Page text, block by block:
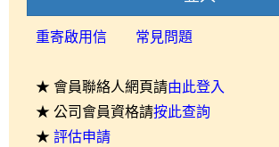
重寄啟用信 常見問題
★ 會員聯絡人網頁請由此登入
★ 公司會員資格請按此查詢
★ 評估申請